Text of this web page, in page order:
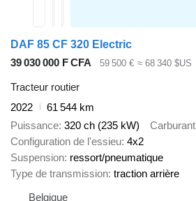
DAF 85 CF 320 Electric
39 030 000 F CFA
59 500 € ≈ 68 340 $US
Tracteur routier
2022
61 544 km
Puissance 320 ch (235 kW) Carburant
Configuration de l'essieu 4x2
Suspension ressort/pneumatique
Type de transmission traction arrière
Belgique